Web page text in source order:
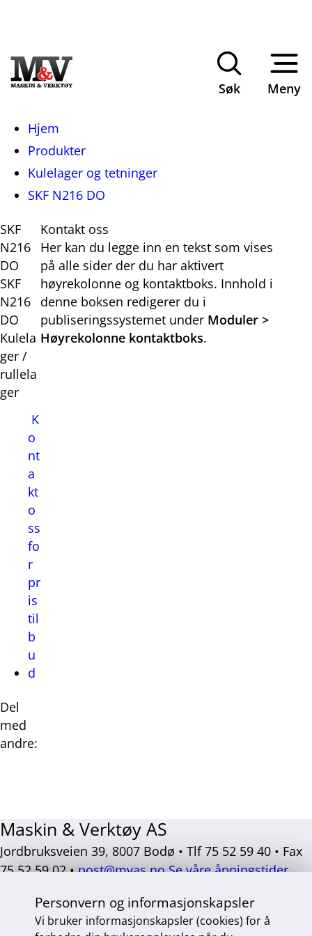
Personvern og informasjonskapsler
Vi bruker informasjonskapsler (cookies) for å
Søk Meny
Du
Hjem
Produkter
Kulelager og tetninger
SKF N216 DO
SKF
N216
DO
SKF
N216
DO
Kulela
ger /
rullela
ger
K
o
nt
a
kt
o
ss
fo
r
pr
is
til
b
u
d
Del
med
andre:
post
Kontakt oss
Her kan du legge inn en tekst som vises
på alle sider der du har aktivert
høyrekolonne og kontaktboks. Innhold i
denne boksen redigerer du i
publiseringssystemet under Moduler >
Høyrekolonne kontaktboks.
Maskin & Verktøy AS
Jordbruksveien 39, 8007 Bodø • Tlf 75 52 59 40 • Fax
75 52 59 02 •post@mvas.no Se våre åpningstider
Sosiale
medier